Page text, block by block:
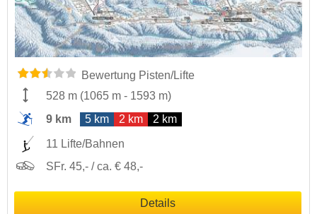
Bewertung Pisten/Lifte
528 m (1065 m - 1593 m)
9 km
5 km 2 km 2 km
11 Lifte/Bahnen
SFr. 45,- / ca. € 48,-
Details